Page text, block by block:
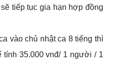
tiếp tục gia hạn hợp đồng
vào chủ nhật ca 8 tiếng thì
tính 35.000 vnđ/ 1 người / 1